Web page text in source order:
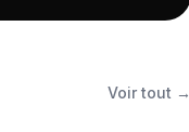
Voir tout →